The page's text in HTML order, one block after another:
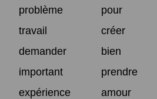
problème
pour
travail
créer
demander
bien
important
prendre
expérience
amour